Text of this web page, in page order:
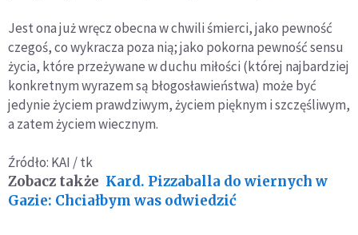
Jest ona już wręcz obecna w chwili śmierci, jako pewność
czegoś, co wykracza poza nią; jako pokorna pewność sensu
życia, które przeżywane w duchu miłości (której najbardziej
konkretnym wyrazem są błogosławieństwa) może być
jedynie życiem prawdziwym, życiem pięknym i szczęśliwym,
a zatem życiem wiecznym.
Źródło: KAI / tk
Zobacz także Kard. Pizzaballa do wiernych w
Gazie: Chciałbym was odwiedzić